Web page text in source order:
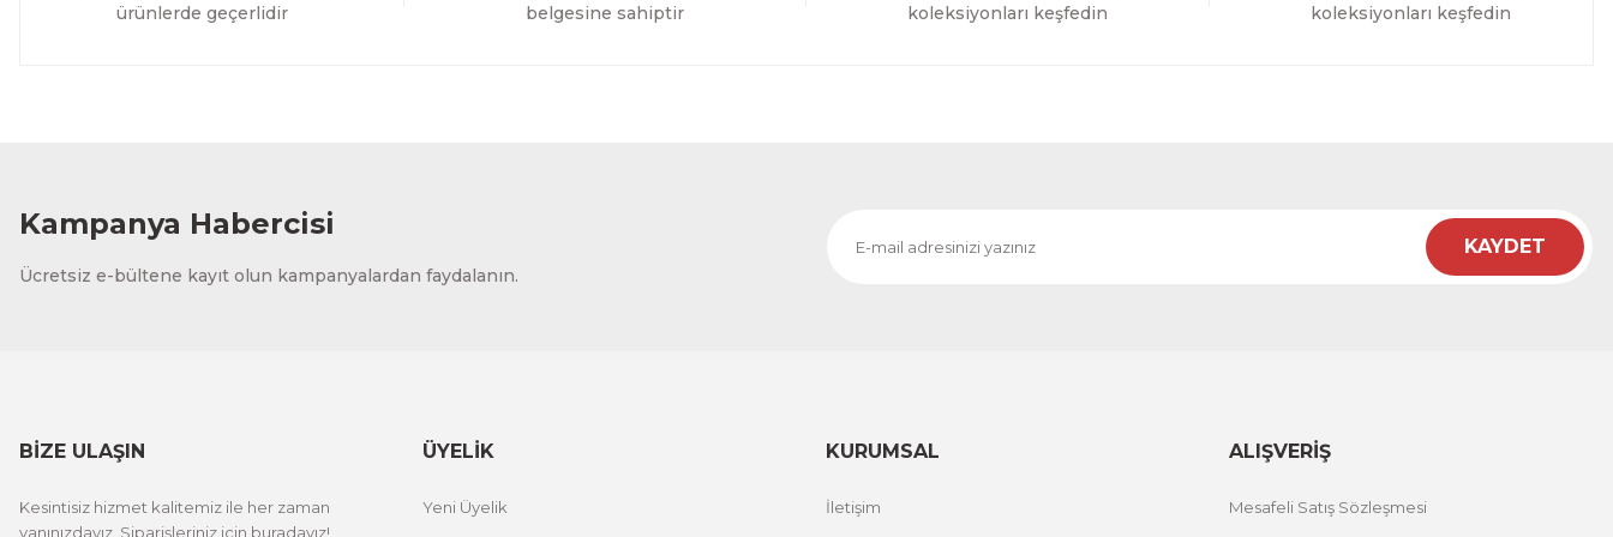
ürünlerde geçerlidir
belgesine sahiptir
koleksiyonları keşfedin
koleksiyonları keşfedin
Kampanya Habercisi
Ücretsiz e-bültene kayıt olun kampanyalardan faydalanın.
KAYDET
BİZE ULAŞIN
Kesintisiz hizmet kalitemiz ile her zaman
yanınızdayız. Siparişleriniz için buradayız!
ÜYELİK
Yeni Üyelik
KURUMSAL
İletişim
ALIŞVERİŞ
Mesafeli Satış Sözleşmesi